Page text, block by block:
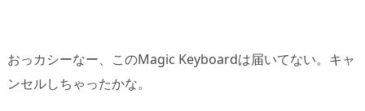
おっカシーなー、このMagic Keyboardは届いてない。キャ
ンセルしちゃったかな。